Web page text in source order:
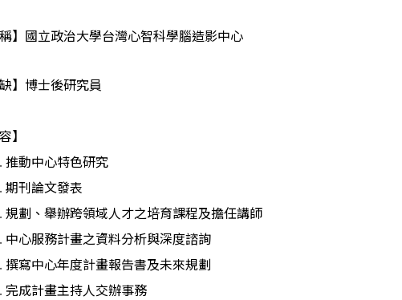
稱】國立政治大學台灣心智科學腦造影中心
】博士後研究員
】
推動中心特色研究
期刊論文發表
規劃、舉辦跨領域人才之培育課程及擔任講師
中心服務計畫之資料分析與深度諮詢
撰寫中心年度計畫報告書及未來規劃
完成計畫主持人交辦事務